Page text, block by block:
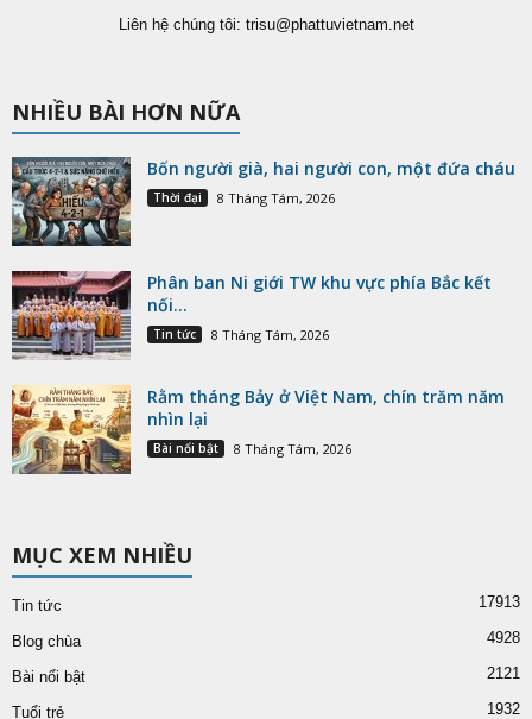
Liên hệ chúng tôi: trisu@phattuvietnam.net
NHIỀU BÀI HƠN NỮA
Bốn người già, hai người con, một đứa cháu
Thời đại 8 Tháng Tám, 2026
Phân ban Ni giới TW khu vực phía Bắc kết
nối...
Tin tức 8 Tháng Tám, 2026
Rằm tháng Bảy ở Việt Nam, chín trăm năm
nhìn lại
Bài nổi bật 8 Tháng Tám, 2026
MỤC XEM NHIỀU
Tin tức 17913
Blog chùa 4928
Bài nổi bật 2121
Tuổi trẻ 1932